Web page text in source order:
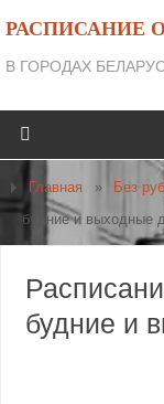
РАСПИСАНИЕ
В ГОРОДАХ
Главная » Без
будние и выходные
будние и